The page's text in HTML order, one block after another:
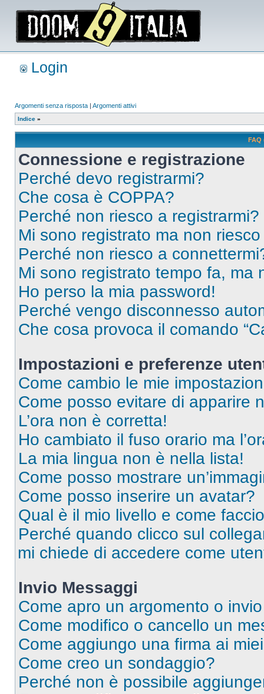
Login
Argomenti senza risposta | Argomenti attivi
Indice »
FAQ
Connessione e registrazione
Perché devo registrarmi?
Che cosa è COPPA?
Perché non riesco a registrarmi?
Mi sono registrato ma non
Perché non riesco a
Mi sono registrato tempo fa, ma
Ho perso la mia password!
Perché vengo disconnesso
Che cosa provoca il comando
Impostazioni e preferenze
Come cambio le mie
Come posso evitare di apparire
L’ora non è corretta!
Ho cambiato il fuso orario ma
La mia lingua non è nella lista!
Come posso mostrare
Come posso inserire un avatar?
Qual è il mio livello e come
Perché quando clicco sul
mi chiede di accedere come
Invio Messaggi
Come apro un argomento o
Come modifico o cancello un
Come aggiungo una firma ai
Come creo un sondaggio?
Perché non è possibile